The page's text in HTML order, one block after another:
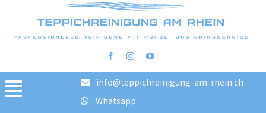
Toggle
info@teppichreinigung-am-rhein.ch
Whatsapp